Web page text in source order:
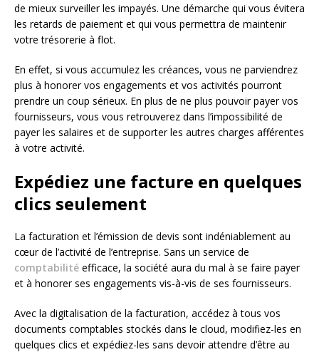
de mieux surveiller les impayés. Une démarche qui vous évitera
les retards de paiement et qui vous permettra de maintenir
votre trésorerie à flot.
En effet, si vous accumulez les créances, vous ne parviendrez
plus à honorer vos engagements et vos activités pourront
prendre un coup sérieux. En plus de ne plus pouvoir payer vos
fournisseurs, vous vous retrouverez dans l’impossibilité de
payer les salaires et de supporter les autres charges afférentes
à votre activité.
Expédiez une facture en quelques
clics seulement
La facturation et l’émission de devis sont indéniablement au
cœur de l’activité de l’entreprise. Sans un service de
comptabilité efficace, la société aura du mal à se faire payer
et à honorer ses engagements vis-à-vis de ses fournisseurs.
Avec la digitalisation de la facturation, accédez à tous vos
documents comptables stockés dans le cloud, modifiez-les en
quelques clics et expédiez-les sans devoir attendre d’être au